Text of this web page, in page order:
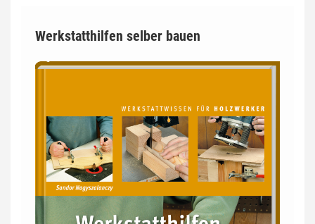
Werkstatthilfen selber bauen